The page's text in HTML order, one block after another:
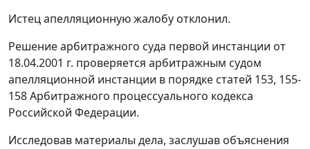
Истец апелляционную жалобу отклонил.
Решениеарбитражного суда первой инстанции от
18.04.2001 г. проверяется арбитражным судом
апелляционной инстанции в порядке статей 153, 155-
158Арбитражного процессуального кодекса
Российской Федерации.
Исследовав материалы дела, заслушав объяснения